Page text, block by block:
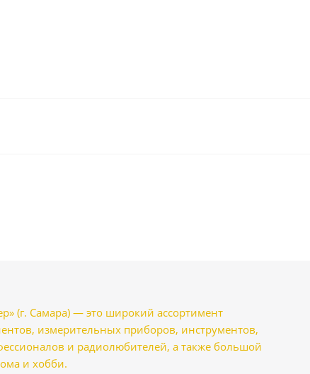
(г. Самара) — это широкий ассортимент
измерительных приборов, инструментов,
и радиолюбителей, а также большой
и хобби.